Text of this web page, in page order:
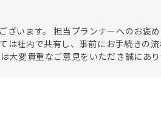
ざいます。 担当プランナーへのお褒
は社内で共有し、事前にお手続きの
大変貴重なご意見をいただき誠にあり